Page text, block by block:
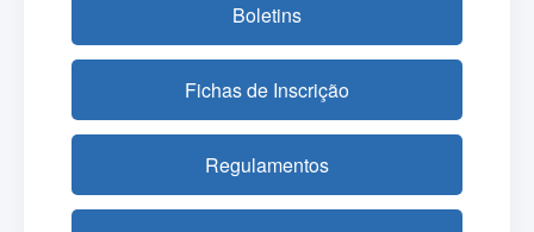
Boletins
Fichas de Inscrição
Regulamentos